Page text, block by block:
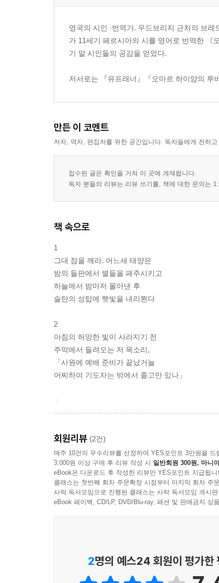
영국의 시인 ·번역가. 우드브리지 근처의 브
가 11세기 페르시아의 시를 영어로 번역한 《
기 말 시인들의 공감을 얻었다.
저서로는 『유프래너』『오마르 하이얌의 루
만든 이 코멘트
저자, 역자, 편집자를 위한 공간입니다. 독자들에게 전하
접수된 글은 확인을 거쳐 이 곳에 게재됩니다.
독자 분들의 리뷰는 리뷰 쓰기를, 책에 대한 문의는
책 속으로
1
그대 잠을 깨라. 어느새 태양은
밤의 들판에서 별들을 패주시키고
하늘에서 밤마저 몰아낸 후
술탄의 성탑에 햇빛을 내리쬔다
2
아침의 허망한 빛이 사라지기 전
주막에서 들려오는 저 목소리,
「사원에 예배 준비가 끝났거늘
어찌하여 기도자는 밖에서 졸고만 있나」
꼬끼오, 닭이 울자 주막 앞에서
우리들이 머물 시간 짧디 짧고
한번 떠나면 돌아오지 못하는 길」
--- p.12
1
그대 잠을 깨라. 어느새 태양은
회원리뷰 (2건)
매주 10건의 우수리뷰를 선정하여 YES포인트 3만원을 드
3,000원 이상 구매 후 리뷰 작성 시 일반회원 300원, 마니
eBook은 다운로드 후 작성한 리뷰만 YES포인트 지급됩니
클래스는 첫번째 회차 주문확정 시점부터 마지막 회차 주
사락 독서모임으로 진행된 클래스는 사락 독서모임 게시
eBook 페이백, CD/LP, DVD/Blu-ray, 패션 및 판매금지 상
2명의 예스24 회원이 평가한